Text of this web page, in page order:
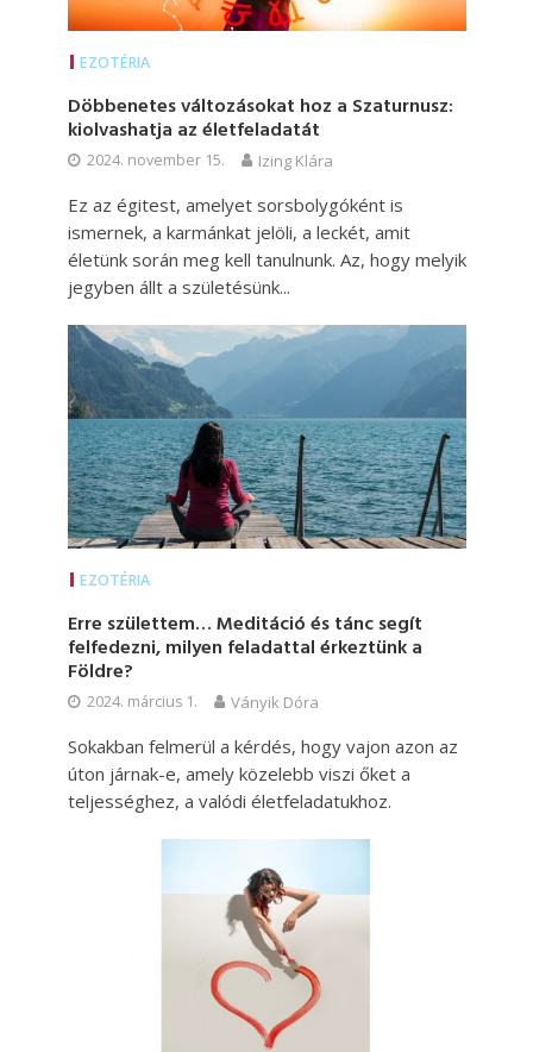
EZOTÉRIA
Döbbenetes változásokat hoz a Szaturnusz:
kiolvashatja az életfeladatát
2024. november 15. Izing Klára
Ez az égitest, amelyet sorsbolygóként is
ismernek, a karmánkat jelöli, a leckét, amit
életünk során meg kell tanulnunk. Az, hogy melyik
jegyben állt a születésünk...
EZOTÉRIA
Erre születtem… Meditáció és tánc segít
felfedezni, milyen feladattal érkeztünk a
Földre?
2024. március 1. Ványik Dóra
Sokakban felmerül a kérdés, hogy vajon azon az
úton járnak-e, amely közelebb viszi őket a
teljességhez, a valódi életfeladatukhoz.